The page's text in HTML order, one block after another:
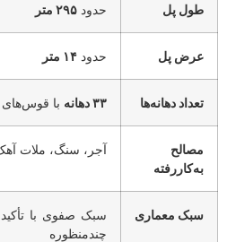
پل حدود۲۹۵ متر
پل حدود۱۴ متر
دهانه‌ها با قوس‌های
آجر، سنگ، ملات آهک و
معماری
سبک صفوی با تأکید بر
چندمنظوره